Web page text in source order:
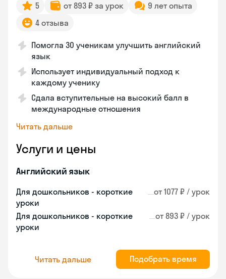
5 от 893 ₽ за урок
9 лет опыта
4 отзыва
Помогла 30 ученикам улучшить английский
язык
Использует индивидуальный подход к
каждому ученику
Сдала вступительные на высокий балл в
международные отношения
Читать дальше
Услуги и цены
Английский язык
Для дошкольников - короткие
уроки
от 1077 ₽ / урок
Для дошкольников - короткие
уроки
от 893 ₽ / урок
Читать дальше Подобрать время